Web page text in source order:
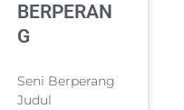
BERPERAN
G
Seni Berperang
Judul